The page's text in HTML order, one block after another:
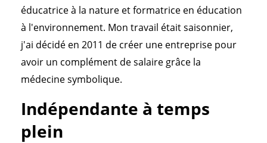
éducatrice à la nature et formatrice en éducation
à l'environnement. Mon travail était saisonnier,
j'ai décidé en 2011 de créer une entreprise pour
avoir un complément de salaire grâce la
médecine symbolique.
Indépendante à temps
plein